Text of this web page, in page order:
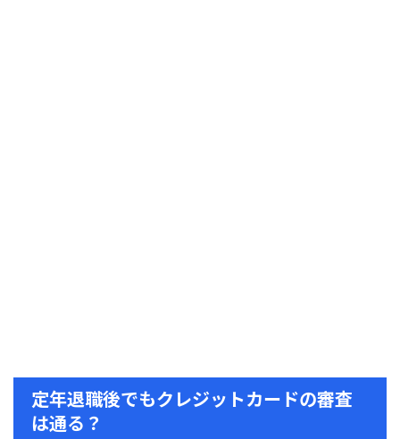
定年退職後でもクレジットカードの審査
は通る？